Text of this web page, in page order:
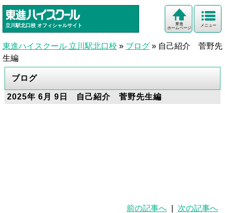
立川駅北口校 オフィシャルサイト メニュー
東進
ホームページ
東進ハイスクール 立川駅北口校 » ブログ » 自己紹介 菅野先
生編
ブログ
2025年 6月 9日 自己紹介 菅野先生編
前の記事へ 次の記事へ